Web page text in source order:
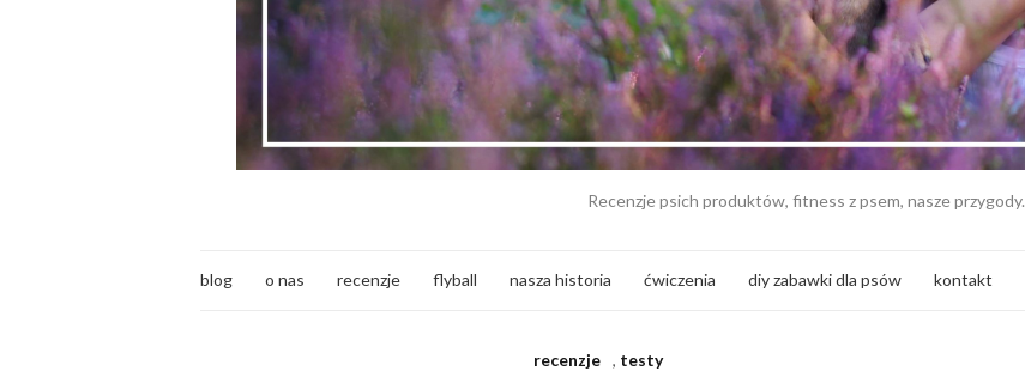
Recenzje psich produktów, fitness z psem, nasze przygody.
blog o nas recenzje flyball nasza historia ćwiczenia diy zabawki dla psów kontakt
recenzje , testy